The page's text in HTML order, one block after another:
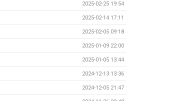
2025-02-25 19:54
2025-02-14 17:11
2025-02-05 09:18
2025-01-09 22:00
2025-01-05 13:44
2024-12-13 13:36
2024-12-05 21:47